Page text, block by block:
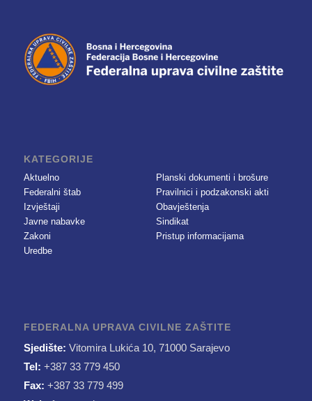
KATEGORIJE
Aktuelno
Federalni štab
Izvještaji
Javne nabavke
Zakoni
Uredbe
Planski dokumenti i brošure
Pravilnici i podzakonski akti
Obavještenja
Sindikat
Pristup informacijama
FEDERALNA UPRAVA CIVILNE ZAŠTITE
Sjedište: Vitomira Lukića 10, 71000 Sarajevo
Tel: +387 33 779 450
Fax: +387 33 779 499